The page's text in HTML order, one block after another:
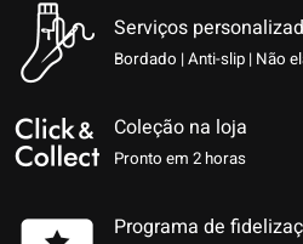
Serviços
Bordado | Anti-slip | Não
Coleção na loja
Pronto em 2 horas
Programa de